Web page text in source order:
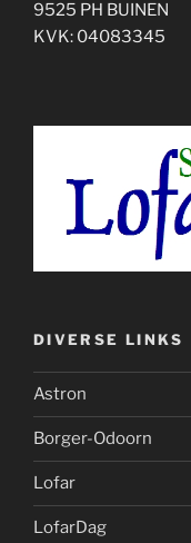
9525 PH BUINEN
KVK: 04083345
DIVERSE LINKS
Astron
Borger-Odoorn
Lofar
LofarDag